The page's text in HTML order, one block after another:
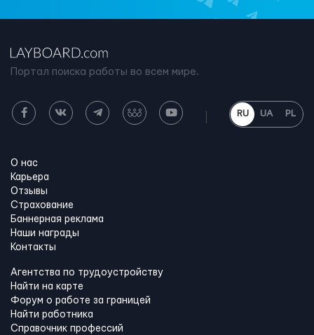
Портал поиска работы во всем мире.
RU UA PL
О нас
Карьера
Отзывы
Страхование
Баннерная реклама
Наши награды
Контакты
Агентства по трудоустройству
Найти на карте
Форум о работе за границей
Найти работника
Справочник профессий